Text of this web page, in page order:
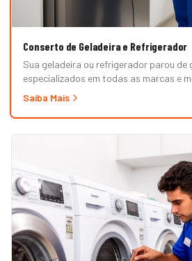
Conserto de Geladeira e Refrigerador
Sua geladeira ou refrigerador parou de
especializados em todas as marcas e
Duplex, Side by Side, French Door,
Saiba Mais